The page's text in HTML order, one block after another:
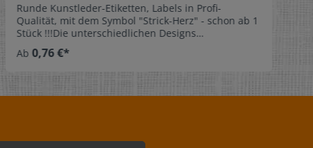
Runde Kunstleder-Etiketten, Labels in Profi-
Qualität, mit dem Symbol "Strick-Herz" - schon ab 1
Stück !!!Die unterschiedlichen Designs
unsere Kunden entworfen. Das professionelle Label
wenn man etwas kreativ gestaltet hat und ein
3,5 mm- 2 Löcher, ein Loch links und ein Loch
Ab 0,76 €*